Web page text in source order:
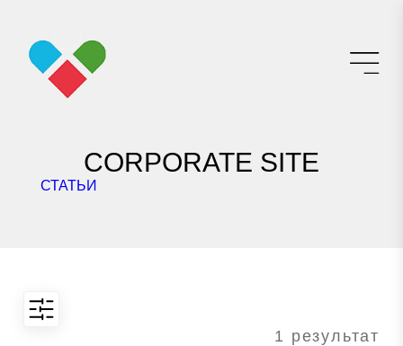
CORPORATE SITE
СТАТЬИ
1 результат